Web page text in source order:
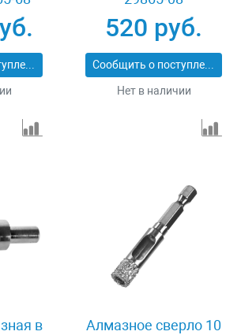
Сообщить о поступлении
520 руб.
Сообщить о поступлении
Нет в наличии
в
Алмазное сверло 10